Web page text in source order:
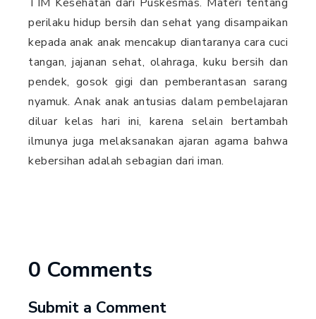
perilaku hidup bersih dan sehat yang disampaikan
kepada anak anak mencakup diantaranya cara cuci
tangan, jajanan sehat, olahraga, kuku bersih dan
pendek, gosok gigi dan pemberantasan sarang
nyamuk. Anak anak antusias dalam pembelajaran
diluar kelas hari ini, karena selain bertambah
ilmunya juga melaksanakan ajaran agama bahwa
kebersihan adalah sebagian dari iman.
0 Comments
Submit a Comment